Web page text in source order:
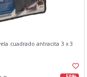
cuadrado antracita 3 x 3